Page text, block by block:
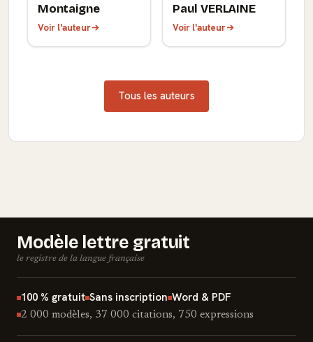
Montaigne
Voir l'auteur
Paul VERLAINE
Voir l'auteur
Tous les auteurs
Modèle lettre gratuit
le registre de la langue française
100 % gratuit Sans inscription Word & PDF
2 000 modèles, 37 000 citations, 750 expressions